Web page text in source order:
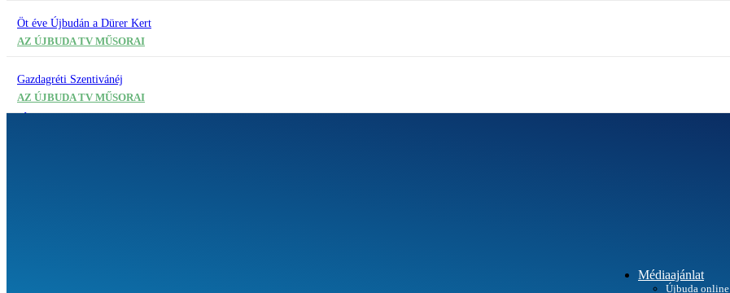
Öt éve Újbudán a Dürer Kert
AZ ÚJBUDA TV MŰSORAI
Gazdagréti Szentivánéj
AZ ÚJBUDA TV MŰSORAI
Médiaajánlat
Újbuda online